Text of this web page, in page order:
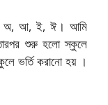
অ, আ, ই, ঈ। আমি
শুরু হলাে স্কুলে
ভর্তি করানাে হয় ।